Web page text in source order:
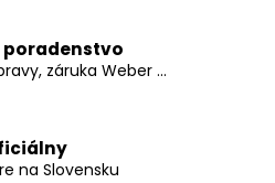
poradenstvo
záruka Weber ...
na Slovensku